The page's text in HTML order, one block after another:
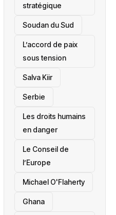
stratégique
‎Soudan du Sud
L’accord de paix
sous tension
Salva Kiir
‎Serbie
Les droits humains
en danger
‎Le Conseil de
l’Europe
Michael O'Flaherty
‎Ghana